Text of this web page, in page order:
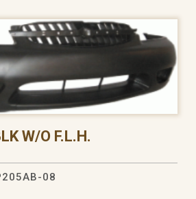
W/O F.L.H.
08